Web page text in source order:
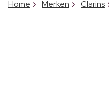
Home Merken Clarins